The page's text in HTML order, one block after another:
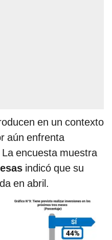
en un contexto
aún enfrenta
encuesta muestra
indicó que su
en abril.